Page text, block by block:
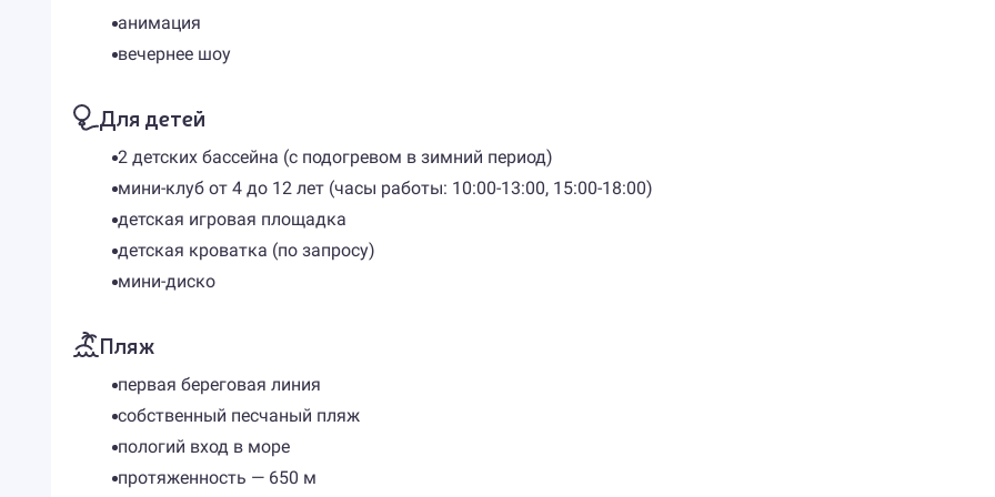
анимация
вечернее шоу
Для детей
2 детских бассейна (с подогревом в зимний период)
мини-клуб от 4 до 12 лет (часы работы: 10:00-13:00, 15:00-18:00)
детская игровая площадка
детская кроватка (по запросу)
мини-диско
Пляж
первая береговая линия
собственный песчаный пляж
пологий вход в море
протяженность — 650 м